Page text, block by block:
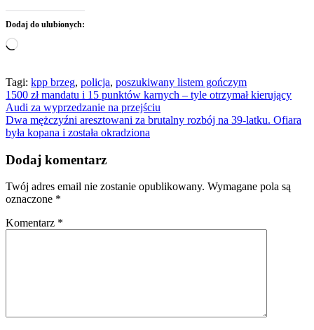
Dodaj do ulubionych:
Wczytywanie…
Tagi: kpp brzeg, policja, poszukiwany listem gończym
Nawigacja
wpisu
1500 zł mandatu i 15 punktów karnych – tyle otrzymał kierujący
Audi za wyprzedzanie na przejściu
Dwa mężczyźni aresztowani za brutalny rozbój na 39-latku. Ofiara
była kopana i została okradziona
Dodaj komentarz
Twój adres email nie zostanie opublikowany. Wymagane pola są
oznaczone *
Komentarz *